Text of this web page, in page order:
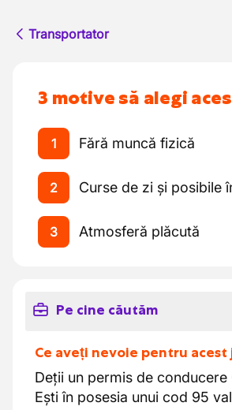
Transportator
3 motive să alegi
1 Fără muncă fizică
2 Curse de zi și posibile
3 Atmosferă plăcută
Pe cine căutăm
Ce aveți nevoie pentru acest
Deții un permis de conducere
Ești în posesia unui cod 95